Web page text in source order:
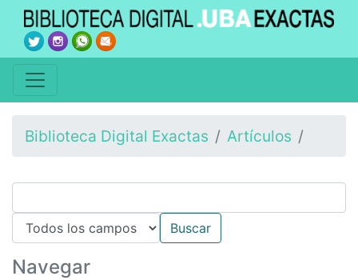
Biblioteca Digital Exactas Artículos
Navegar